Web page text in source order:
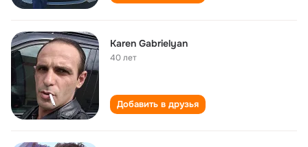
Karen Gabrielyan
40 лет
Добавить в друзья